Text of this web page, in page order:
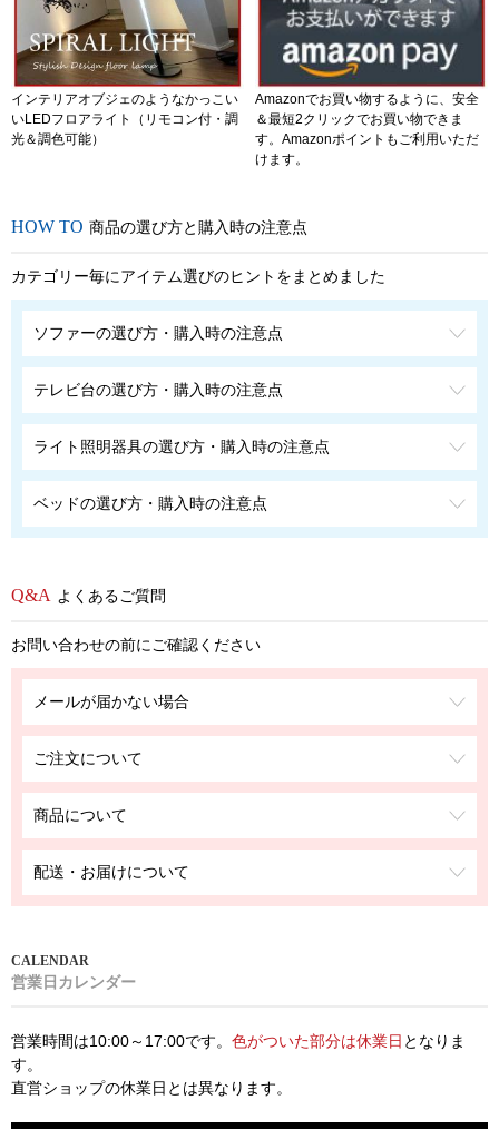
インテリアオブジェのようなかっこい
いLEDフロアライト（リモコン付・調
光＆調色可能）
Amazonでお買い物するように、安全
＆最短2クリックでお買い物できま
す。Amazonポイントもご利用いただ
けます。
商品の選び方と購入時の注意点
カテゴリー毎にアイテム選びのヒントをまとめました
ソファーの選び方・購入時の注意点
テレビ台の選び方・購入時の注意点
ライト照明器具の選び方・購入時の注意点
ベッドの選び方・購入時の注意点
よくあるご質問
お問い合わせの前にご確認ください
メールが届かない場合
ご注文について
商品について
配送・お届けについて
営業日カレンダー
営業時間は10:00～17:00です。 色がついた部分は休業日 となりま
す。
直営ショップの休業日とは異なります。